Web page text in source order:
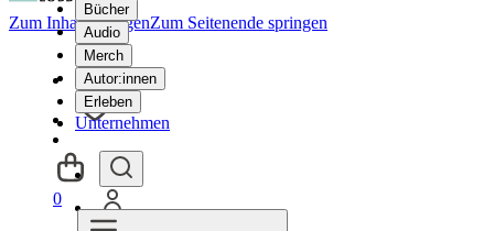
Bücher
Audio
Merch
Autor:innen
Erleben
Unternehmen
Zum Inhalt springenZum Seitenende springen
0